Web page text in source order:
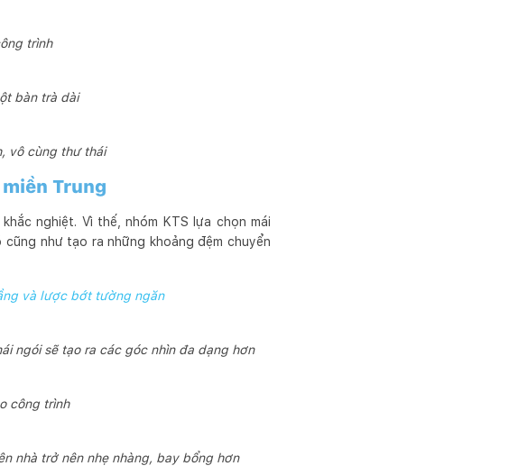
trình
bàn trà dài
vô cùng thư thái
Trung
nghiệt. Vì thế, nhóm KTS lựa chọn mái
như tạo ra những khoảng đệm chuyển
và lược bớt tường ngăn
ngói sẽ tạo ra các góc nhìn đa dạng hơn
công trình
nhà trở nên nhẹ nhàng, bay bổng hơn